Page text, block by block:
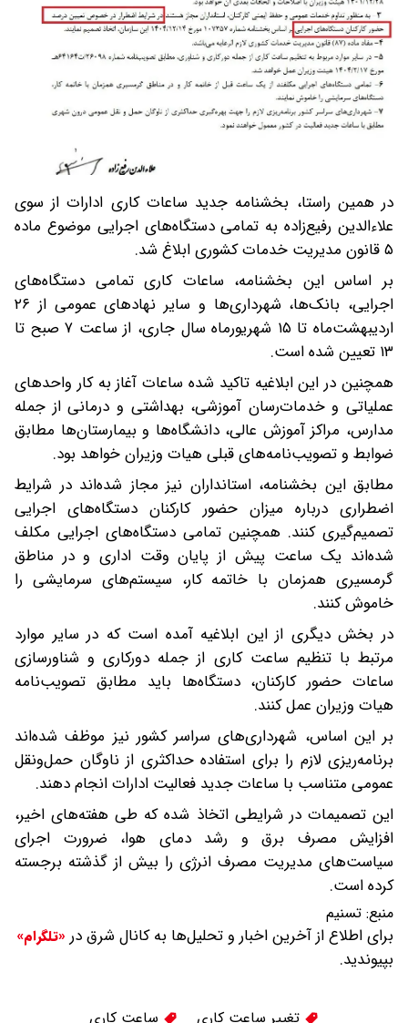
در همین راستا، بخشنامه جدید ساعات کاری ادارات از سوی
علاءالدین رفیع‌زاده به تمامی دستگاه‌های اجرایی موضوع ماده
۵ قانون مدیریت خدمات کشوری ابلاغ شد.
بر اساس این بخشنامه، ساعات کاری تمامی دستگاه‌های
اجرایی، بانک‌ها، شهرداری‌ها و سایر نهادهای عمومی از ۲۶
اردیبهشت‌ماه تا ۱۵ شهریورماه سال جاری، از ساعت ۷ صبح تا
۱۳ تعیین شده است.
همچنین در این ابلاغیه تاکید شده ساعات آغاز به کار واحدهای
عملیاتی و خدمات‌رسان آموزشی، بهداشتی و درمانی از جمله
مدارس، مراکز آموزش عالی، دانشگاه‌ها و بیمارستان‌ها مطابق
ضوابط و تصویب‌نامه‌های قبلی هیات وزیران خواهد بود.
مطابق این بخشنامه، استانداران نیز مجاز شده‌اند در شرایط
اضطراری درباره میزان حضور کارکنان دستگاه‌های اجرایی
تصمیم‌گیری کنند. همچنین تمامی دستگاه‌های اجرایی مکلف
شده‌اند یک ساعت پیش از پایان وقت اداری و در مناطق
گرمسیری همزمان با خاتمه کار، سیستم‌های سرمایشی را
خاموش کنند.
در بخش دیگری از این ابلاغیه آمده است که در سایر موارد
مرتبط با تنظیم ساعت کاری از جمله دورکاری و شناورسازی
ساعات حضور کارکنان، دستگاه‌ها باید مطابق تصویب‌نامه
هیات وزیران عمل کنند.
بر این اساس، شهرداری‌های سراسر کشور نیز موظف شده‌اند
برنامه‌ریزی لازم را برای استفاده حداکثری از ناوگان حمل‌ونقل
عمومی متناسب با ساعات جدید فعالیت ادارات انجام دهند.
این تصمیمات در شرایطی اتخاذ شده که طی هفته‌های اخیر،
افزایش مصرف برق و رشد دمای هوا، ضرورت اجرای
سیاست‌های مدیریت مصرف انرژی را بیش از گذشته برجسته
کرده است.
منبع: تسنیم
برای اطلاع از آخرین اخبار و تحلیل‌ها به کانال شرق در «تلگرام»
بپیوندید.
تغییر ساعت کاری ساعت کاری